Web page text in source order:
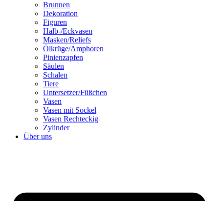
Brunnen
Dekoration
Figuren
Halb-/Eckvasen
Masken/Reliefs
Ölkrüge/Amphoren
Pinienzapfen
Säulen
Schalen
Tiere
Untersetzer/Füßchen
Vasen
Vasen mit Sockel
Vasen Rechteckig
Zylinder
Über uns